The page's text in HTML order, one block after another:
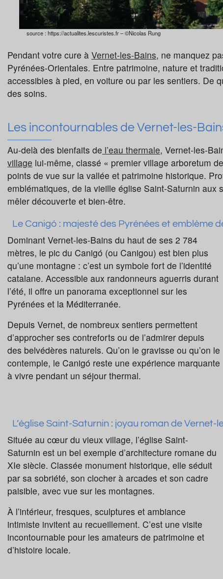
source : https://actualites.lescuristes.fr – ©Nicolas Rung
Pendant votre cure à Vernet-les-Bains, ne manquez
Pyrénées-Orientales. Entre patrimoine, nature et
accessibles à pied, en voiture ou par les sentiers. De
des soins.
Les incontournables de Vernet-les-
Au-delà des bienfaits de l’eau thermale, Vernet-les-
village lui-même, classé « premier village arboretum
points de vue sur la vallée et patrimoine historique.
emblématiques, de la vieille église Saint-Saturnin
mêler découverte et bien-être.
Le Canigó : majesté des Pyrénées et emblème
Dominant Vernet-les-Bains du haut de ses 2 784
mètres, le pic du Canigó (ou Canigou) est bien plus
qu’une montagne : c’est un symbole fort de l’identité
catalane. Accessible aux randonneurs aguerris durant
l’été, il offre un panorama exceptionnel sur les
Pyrénées et la Méditerranée.
Depuis Vernet, de nombreux sentiers permettent
d’approcher ses contreforts ou de l’admirer depuis
des belvédères naturels. Qu’on le gravisse ou qu’on le
contemple, le Canigó reste une expérience marquante
à vivre pendant un séjour thermal.
L’église Saint-Saturnin : joyau roman de Vernet-
Située au cœur du vieux village, l’église Saint-
Saturnin est un bel exemple d’architecture romane du
XIe siècle. Classée monument historique, elle séduit
par sa sobriété, son clocher à arcades et son cadre
paisible, avec vue sur les montagnes.
À l’intérieur, fresques, sculptures et ambiance
intimiste invitent au recueillement. C’est une visite
incontournable pour les amateurs de patrimoine et
d’histoire locale.